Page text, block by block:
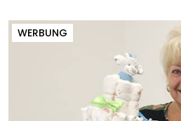
WERBUNG